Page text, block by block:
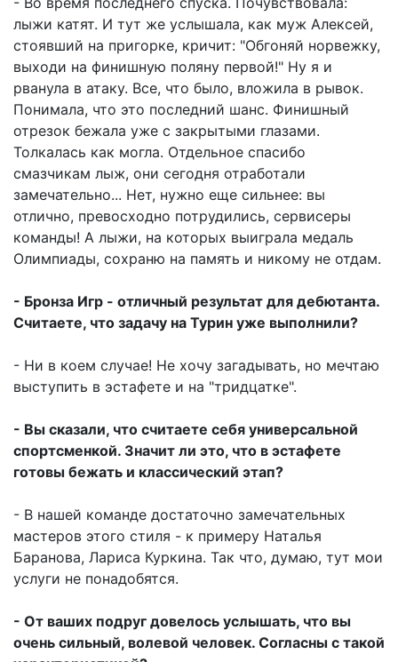
лыжи катят. И тут же услышала, как муж Алексей,
стоявший на пригорке, кричит: "Обгоняй норвежку,
выходи на финишную поляну первой!" Ну я и
рванула в атаку. Все, что было, вложила в рывок.
Понимала, что это последний шанс. Финишный
отрезок бежала уже с закрытыми глазами.
Толкалась как могла. Отдельное спасибо
смазчикам лыж, они сегодня отработали
замечательно... Нет, нужно еще сильнее: вы
отлично, превосходно потрудились, сервисеры
команды! А лыжи, на которых выиграла медаль
Олимпиады, сохраню на память и никому не отдам.
- Бронза Игр - отличный результат для дебютанта.
Считаете, что задачу на Турин уже выполнили?
- Ни в коем случае! Не хочу загадывать, но мечтаю
выступить в эстафете и на "тридцатке".
- Вы сказали, что считаете себя универсальной
спортсменкой. Значит ли это, что в эстафете
готовы бежать и классический этап?
- В нашей команде достаточно замечательных
мастеров этого стиля - к примеру Наталья
Баранова, Лариса Куркина. Так что, думаю, тут мои
услуги не понадобятся.
- От ваших подруг довелось услышать, что вы
очень сильный, волевой человек. Согласны с такой